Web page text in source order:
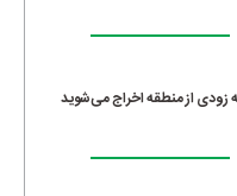
زودی از منطقه اخراج می‌شوید